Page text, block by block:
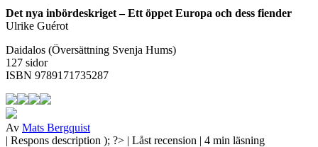
Det nya inbördeskriget – Ett öppet Europa och dess fiender
Ulrike Guérot
Daidalos (Översättning Svenja Hums)
127 sidor
ISBN 9789171735287
Av Mats Bergquist
| Respons description ); ?> | Låst recension | 4 min läsning